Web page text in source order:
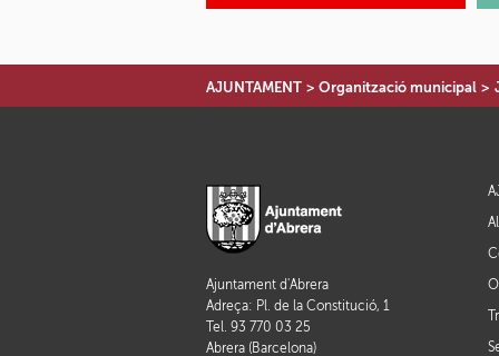
AJUNTAMENT > Organització municipal >
Ajuntament d'Abrera
Adreça: Pl. de la Constitució, 1
Tel. 93 770 03 25
Abrera (Barcelona)